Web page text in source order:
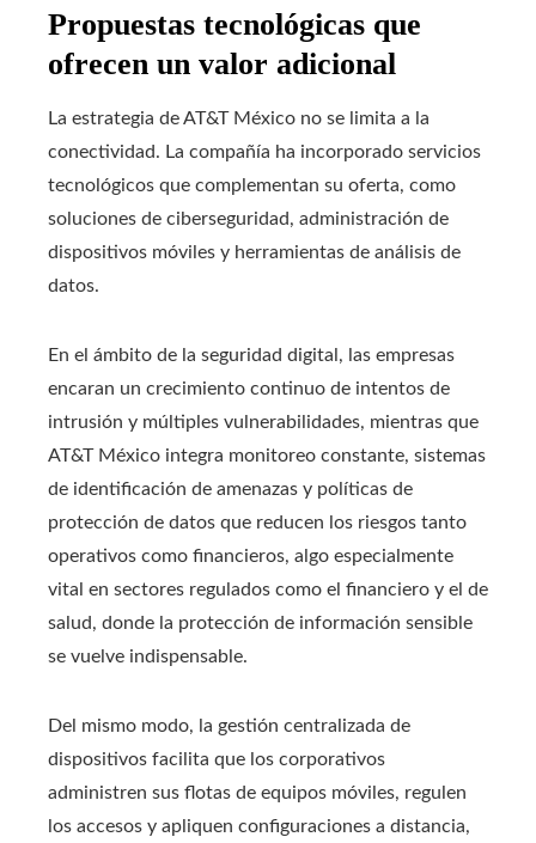
Propuestas tecnológicas que
ofrecen un valor adicional
La estrategia de AT&T México no se limita a la
conectividad. La compañía ha incorporado servicios
tecnológicos que complementan su oferta, como
soluciones de ciberseguridad, administración de
dispositivos móviles y herramientas de análisis de
datos.
En el ámbito de la seguridad digital, las empresas
encaran un crecimiento continuo de intentos de
intrusión y múltiples vulnerabilidades, mientras que
AT&T México integra monitoreo constante, sistemas
de identificación de amenazas y políticas de
protección de datos que reducen los riesgos tanto
operativos como financieros, algo especialmente
vital en sectores regulados como el financiero y el de
salud, donde la protección de información sensible
se vuelve indispensable.
Del mismo modo, la gestión centralizada de
dispositivos facilita que los corporativos
administren sus flotas de equipos móviles, regulen
los accesos y apliquen configuraciones a distancia,